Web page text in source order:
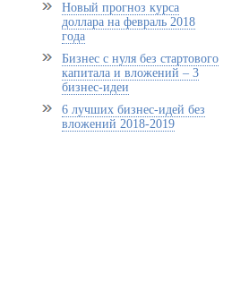
Новый прогноз курса
доллара на февраль 2018
года
Бизнес с нуля без стартового
капитала и вложений – 3
бизнес-идеи
6 лучших бизнес-идей без
вложений 2018-2019